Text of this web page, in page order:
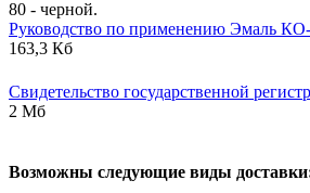
80 - черной.
Руководство по применению Эмаль
163,3 Кб
Свидетельство государственной
2 Мб
Возможны следующие виды